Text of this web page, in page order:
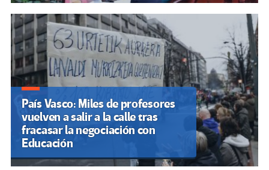
País Vasco: Miles de profesores
vuelven a salir a la calle tras
fracasar la negociación con
Educación